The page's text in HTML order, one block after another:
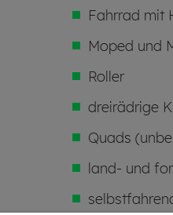
Fahrrad mit
Moped und
Roller
dreirädrige
Quads
land- und